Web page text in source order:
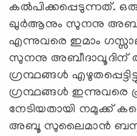
കല്‍പിക്കപ്പെടുന്നത്.
ഖുര്‍ആനും സുനനു
എന്നുവരെ ഇമാം
സുനനു അബീദാവൂദിന്
ഗ്രന്ഥങ്ങള്‍
ഗ്രന്ഥങ്ങള്‍ ഇന്നുവരെ
നേടിയതായി നമുക്ക്
അബൂ സുലൈമാന്‍